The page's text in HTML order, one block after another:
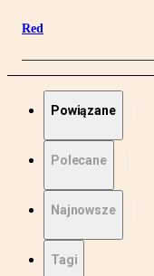
Red
Powiązane
Polecane
Najnowsze
Tagi